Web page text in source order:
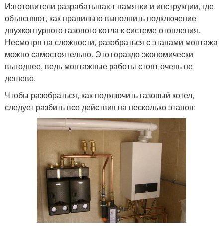
Изготовители разрабатывают памятки и инструкции, где
объясняют, как правильно выполнить подключение
двухконтурного газового котла к системе отопления.
Несмотря на сложности, разобраться с этапами монтажа
можно самостоятельно. Это гораздо экономически
выгоднее, ведь монтажные работы стоят очень не
дешево.
Чтобы разобраться, как подключить газовый котел,
следует разбить все действия на несколько этапов: